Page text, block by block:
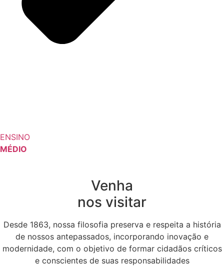
ENSINO
MÉDIO
Venha
nos visitar
Desde 1863, nossa filosofia preserva e respeita a história
de nossos antepassados, incorporando inovação e
modernidade, com o objetivo de formar cidadãos críticos
e conscientes de suas responsabilidades